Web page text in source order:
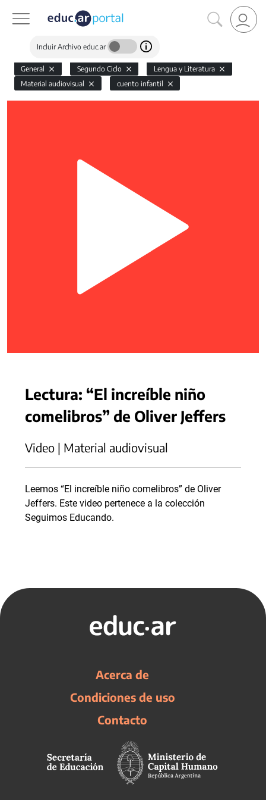
Incluir Archivo educ.ar
General Segundo Ciclo
Lengua y Literatura
Material audiovisual
cuento infantil
Lectura: “El increíble niño
comelibros” de Oliver Jeffers
Video | Material audiovisual
Leemos “El increíble niño comelibros” de Oliver
Jeffers. Este video pertenece a la colección
Seguimos Educando.
Acerca de
Condiciones de uso
Contacto